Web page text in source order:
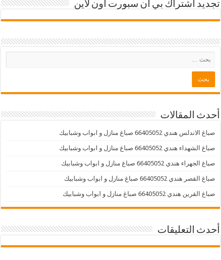
تجديد اشتراك بي ان سبورت اون لاين
أحدث المقالات
صباغ الاندلس هندي 66405052 صباغ منازل و ابواب وشبابيك
صباغ الشهداء هندي 66405052 صباغ منازل و ابواب وشبابيك
صباغ الجهراء هندي 66405052 صباغ منازل و ابواب وشبابيك
صباغ القصر هندي 66405052 صباغ منازل و ابواب وشبابيك
صباغ القرين هندي 66405052 صباغ منازل و ابواب وشبابيك
أحدث التعليقات